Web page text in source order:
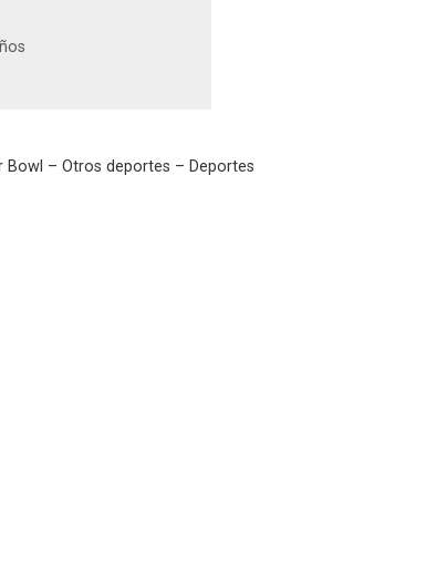
Bowl – Otros deportes – Deportes